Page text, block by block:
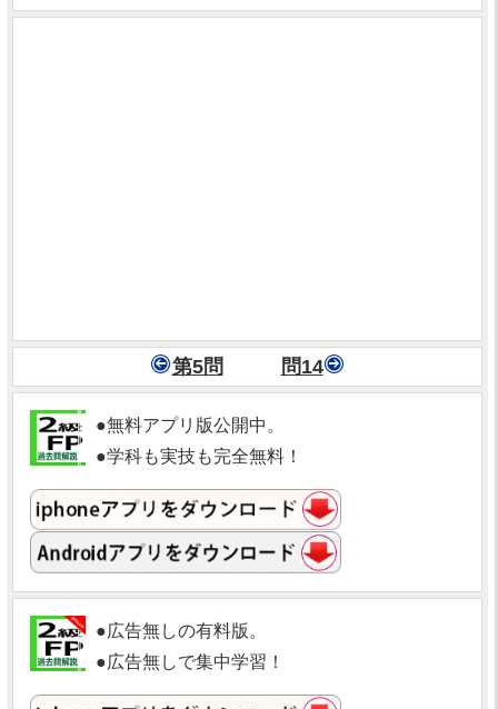
第5問 問14
●無料アプリ版公開中。
●学科も実技も完全無料！
●広告無しの有料版。
●広告無しで集中学習！